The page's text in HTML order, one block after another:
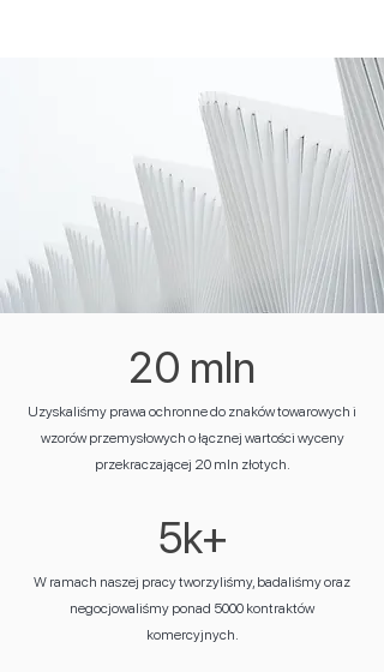
20 mln
Uzyskaliśmy prawa ochronne do znaków towarowych i
wzorów przemysłowych o łącznej wartości wyceny
przekraczającej 20 mln złotych.
5k+
W ramach naszej pracy tworzyliśmy, badaliśmy oraz
negocjowaliśmy ponad 5000 kontraktów
komercyjnych.